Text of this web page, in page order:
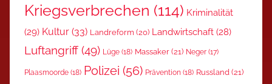
Kriegsverbrechen (114) Kriminalität
(29) Kultur (33) Landreform (20) Landwirtschaft (28)
Luftangriff (49) Lüge (18) Massaker (21) Neger (17)
Plaasmoorde (18) Polizei (56) Prävention (18) Russland (21)